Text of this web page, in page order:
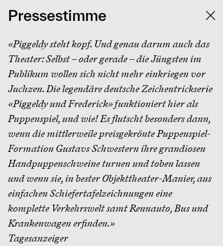
Pressestimme
«Piggeldy steht kopf. Und genau darum auch das
Theater: Selbst – oder gerade – die Jüngsten im
Publikum wollen sich nicht mehr einkriegen vor
Juchzen. Die legendäre deutsche Zeichentrickserie
«Piggeldy und Frederick» funktioniert hier als
Puppenspiel, und wie! Es flutscht besonders dann,
wenn die mittlerweile preisgekrönte Puppenspiel-
Formation Gustavs Schwestern ihre grandiosen
Handpuppenschweine turnen und toben lassen
und wenn sie, in bester Objekttheater-Manier, aus
einfachen Schiefertafelzeichnungen eine
komplette Verkehrswelt samt Rennauto, Bus und
Krankenwagen erfinden.»
Tagesanzeiger